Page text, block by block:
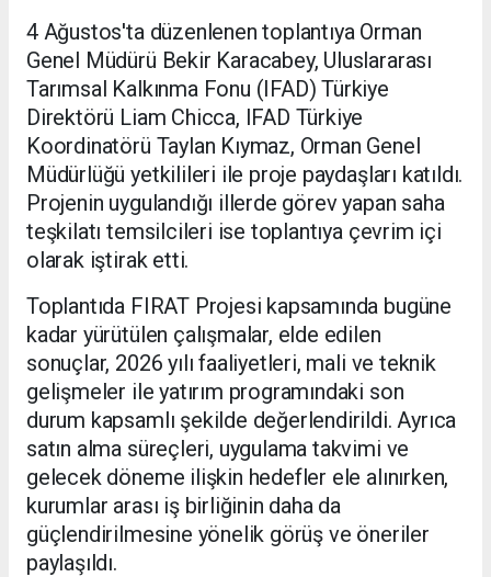
4 Ağustos'ta düzenlenen toplantıya Orman
Genel Müdürü Bekir Karacabey, Uluslararası
Tarımsal Kalkınma Fonu (IFAD) Türkiye
Direktörü Liam Chicca, IFAD Türkiye
Koordinatörü Taylan Kıymaz, Orman Genel
Müdürlüğü yetkilileri ile proje paydaşları katıldı.
Projenin uygulandığı illerde görev yapan saha
teşkilatı temsilcileri ise toplantıya çevrim içi
olarak iştirak etti.
Toplantıda FIRAT Projesi kapsamında bugüne
kadar yürütülen çalışmalar, elde edilen
sonuçlar, 2026 yılı faaliyetleri, mali ve teknik
gelişmeler ile yatırım programındaki son
durum kapsamlı şekilde değerlendirildi. Ayrıca
satın alma süreçleri, uygulama takvimi ve
gelecek döneme ilişkin hedefler ele alınırken,
kurumlar arası iş birliğinin daha da
güçlendirilmesine yönelik görüş ve öneriler
paylaşıldı.